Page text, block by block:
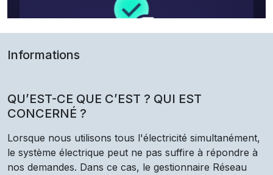
Informations
QU’EST-CE QUE C’EST ? QUI EST
CONCERNÉ ?
Lorsque nous utilisons tous l'électricité simultanément,
le système électrique peut ne pas suffire à répondre à
nos demandes. Dans ce cas, le gestionnaire Réseau